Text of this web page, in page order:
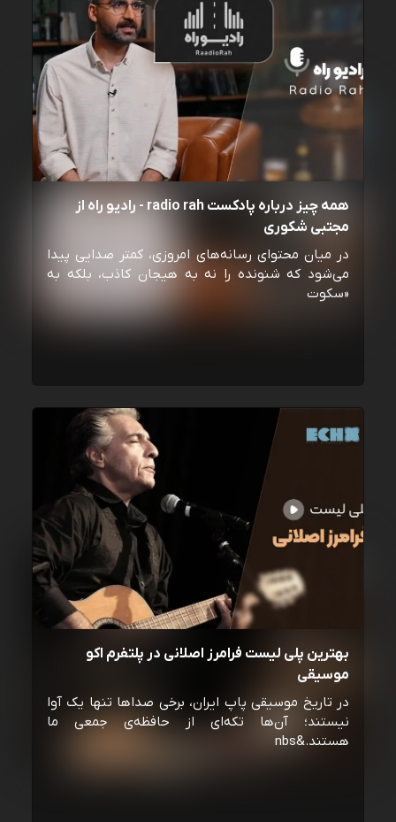
همه چیز درباره پادکست radio rah - رادیو راه از
مجتبی شکوری
در میان محتوای رسانه‌های امروزی، کمتر صدایی پیدا
می‌شود که شنونده را نه به هیجان کاذب، بلکه به
«سکوت
بهترین پلی لیست فرامرز اصلانی در پلتفرم اکو
موسیقی
در تاریخ موسیقی پاپ ایران، برخی صداها تنها یک آوا
نیستند؛ آن‌ها تکه‌ای از حافظه‌ی جمعی ما
هستند.&nbs